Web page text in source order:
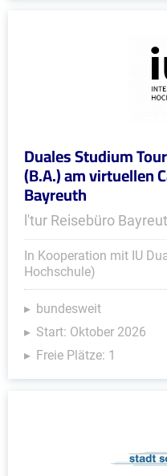
Duales Studium
(B.A.) am virtuellen
Bayreuth
l'tur Reisebüro
In Kooperation mit IU
Hochschule)
bundesweit
Start: Oktober 2026
Freie Plätze: 1